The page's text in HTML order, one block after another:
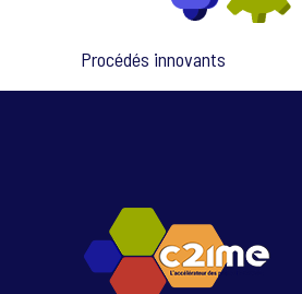
Procédés innovants